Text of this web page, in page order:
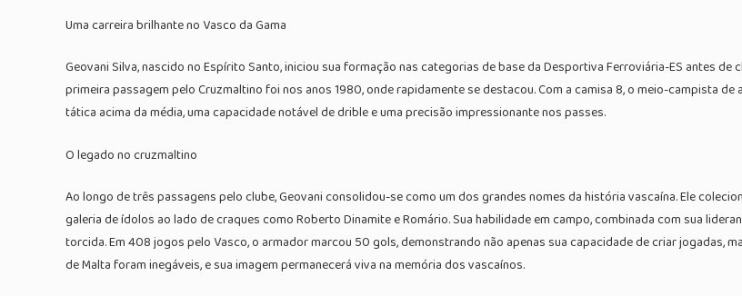
Uma carreira brilhante no Vasco da Gama
Geovani Silva, nascido no Espírito Santo, iniciou sua formação nas categorias de base da Desportiva Ferroviária-ES antes de
primeira passagem pelo Cruzmaltino foi nos anos 1980, onde rapidamente se destacou. Com a camisa 8, o meio-campista
tática acima da média, uma capacidade notável de drible e uma precisão impressionante nos passes.
O legado no cruzmaltino
Ao longo de três passagens pelo clube, Geovani consolidou-se como um dos grandes nomes da história vascaína. Ele
galeria de ídolos ao lado de craques como Roberto Dinamite e Romário. Sua habilidade em campo, combinada com sua
torcida. Em 408 jogos pelo Vasco, o armador marcou 50 gols, demonstrando não apenas sua capacidade de criar jogadas,
de Malta foram inegáveis, e sua imagem permanecerá viva na memória dos vascaínos.